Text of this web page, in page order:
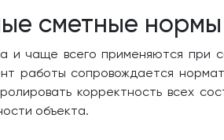
сметные
и чаще всего применяются при
работы сопровождается
корректность всех
объекта.